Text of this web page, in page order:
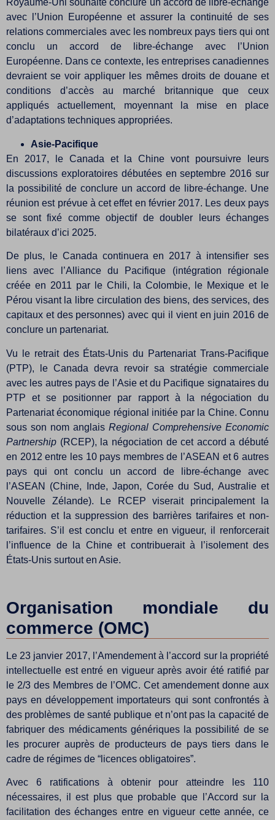
Royaume-Uni souhaite conclure un accord de libre-échange
avec l’Union Européenne et assurer la continuité de ses
relations commerciales avec les nombreux pays tiers qui ont
conclu un accord de libre-échange avec l’Union
Européenne. Dans ce contexte, les entreprises canadiennes
devraient se voir appliquer les mêmes droits de douane et
conditions d’accès au marché britannique que ceux
appliqués actuellement, moyennant la mise en place
d’adaptations techniques appropriées.
Asie-Pacifique
En 2017, le Canada et la Chine vont poursuivre leurs
discussions exploratoires débutées en septembre 2016 sur
la possibilité de conclure un accord de libre-échange. Une
réunion est prévue à cet effet en février 2017. Les deux pays
se sont fixé comme objectif de doubler leurs échanges
bilatéraux d’ici 2025.
De plus, le Canada continuera en 2017 à intensifier ses
liens avec l’Alliance du Pacifique (intégration régionale
créée en 2011 par le Chili, la Colombie, le Mexique et le
Pérou visant la libre circulation des biens, des services, des
capitaux et des personnes) avec qui il vient en juin 2016 de
conclure un partenariat.
Vu le retrait des États-Unis du Partenariat Trans-Pacifique
(PTP), le Canada devra revoir sa stratégie commerciale
avec les autres pays de l’Asie et du Pacifique signataires du
PTP et se positionner par rapport à la négociation du
Partenariat économique régional initiée par la Chine. Connu
sous son nom anglais Regional Comprehensive Economic
Partnership (RCEP), la négociation de cet accord a débuté
en 2012 entre les 10 pays membres de l’ASEAN et 6 autres
pays qui ont conclu un accord de libre-échange avec
l’ASEAN (Chine, Inde, Japon, Corée du Sud, Australie et
Nouvelle Zélande). Le RCEP viserait principalement la
réduction et la suppression des barrières tarifaires et non-
tarifaires. S’il est conclu et entre en vigueur, il renforcerait
l’influence de la Chine et contribuerait à l’isolement des
États-Unis surtout en Asie.
Organisation mondiale du
commerce (OMC)
Le 23 janvier 2017, l’Amendement à l’accord sur la propriété
intellectuelle est entré en vigueur après avoir été ratifié par
le 2/3 des Membres de l’OMC. Cet amendement donne aux
pays en développement importateurs qui sont confrontés à
des problèmes de santé publique et n’ont pas la capacité de
fabriquer des médicaments génériques la possibilité de se
les procurer auprès de producteurs de pays tiers dans le
cadre de régimes de “licences obligatoires”.
Avec 6 ratifications à obtenir pour atteindre les 110
nécessaires, il est plus que probable que l’Accord sur la
facilitation des échanges entre en vigueur cette année, ce